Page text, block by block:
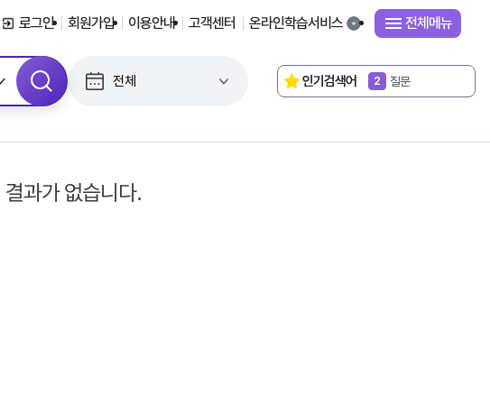
로그인
회원가입 이용안내 고객센터 온라인학습서비스 전체메뉴
인기검색어
1 독서로
2 질문
3 연구대회
과가 없습니다.